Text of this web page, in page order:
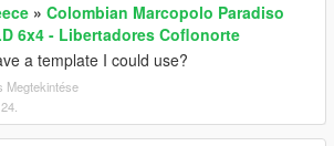
» Colombian Marcopolo Paradiso
6x4 - Libertadores Coflonorte
a template I could use?
Megtekintése